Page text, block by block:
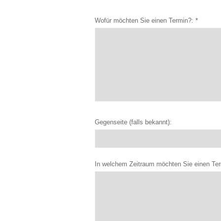
Wofür möchten Sie einen Termin?: *
Gegenseite (falls bekannt):
In welchem Zeitraum möchten Sie einen